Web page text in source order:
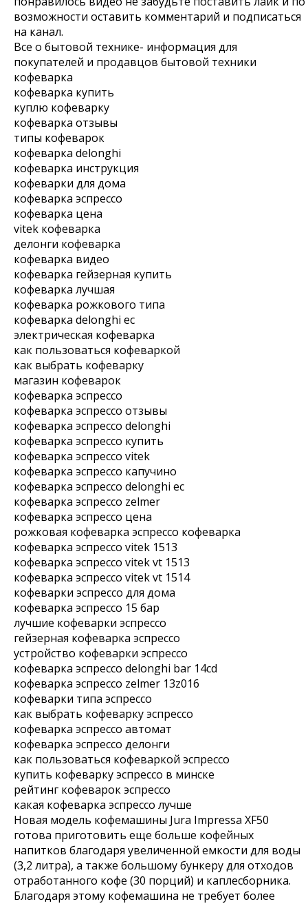
возможности оставить комментарий и подписаться
на канал.
Все о бытовой технике- информация для
покупателей и продавцов бытовой техники
кофеварка
кофеварка купить
куплю кофеварку
кофеварка отзывы
типы кофеварок
кофеварка delonghi
кофеварка инструкция
кофеварки для дома
кофеварка эспрессо
кофеварка цена
vitek кофеварка
делонги кофеварка
кофеварка видео
кофеварка гейзерная купить
кофеварка лучшая
кофеварка рожкового типа
кофеварка delonghi ec
электрическая кофеварка
как пользоваться кофеваркой
как выбрать кофеварку
магазин кофеварок
кофеварка эспрессо
кофеварка эспрессо отзывы
кофеварка эспрессо delonghi
кофеварка эспрессо купить
кофеварка эспрессо vitek
кофеварка эспрессо капучино
кофеварка эспрессо delonghi ec
кофеварка эспрессо zelmer
кофеварка эспрессо цена
рожковая кофеварка эспрессо кофеварка
кофеварка эспрессо vitek 1513
кофеварка эспрессо vitek vt 1513
кофеварка эспрессо vitek vt 1514
кофеварки эспрессо для дома
кофеварка эспрессо 15 бар
лучшие кофеварки эспрессо
гейзерная кофеварка эспрессо
устройство кофеварки эспрессо
кофеварка эспрессо delonghi bar 14cd
кофеварка эспрессо zelmer 13z016
кофеварки типа эспрессо
как выбрать кофеварку эспрессо
кофеварка эспрессо автомат
кофеварка эспрессо делонги
как пользоваться кофеваркой эспрессо
купить кофеварку эспрессо в минске
рейтинг кофеварок эспрессо
какая кофеварка эспрессо лучше
Новая модель кофемашины Jura Impressa XF50
готова приготовить еще больше кофейных
напитков благодаря увеличенной емкости для воды
(3,2 литра), а также большому бункеру для отходов
отработанного кофе (30 порций) и каплесборника.
Благодаря этому кофемашина не требует более